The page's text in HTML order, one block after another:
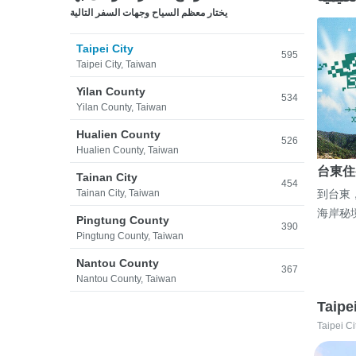
يختار معظم السياح وجهات السفر التالية
Taipei City
Taipei City, Taiwan
595
Yilan County
Yilan County, Taiwan
534
Hualien County
Hualien County, Taiwan
526
Tainan City
Tainan City, Taiwan
454
Pingtung County
Pingtung County, Taiwan
390
Nantou County
Nantou County, Taiwan
367
台東
到台東
海岸秘
Taipei